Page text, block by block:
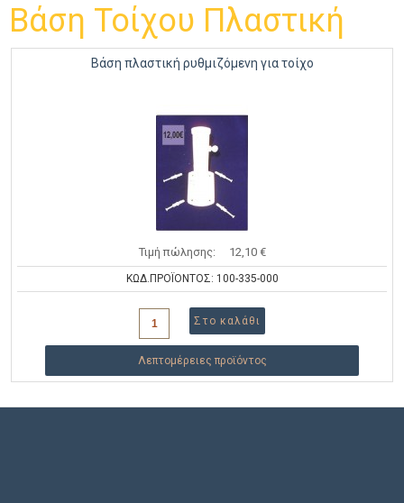
Βάση Τοίχου Πλαστική
Βάση πλαστική ρυθμιζόμενη για τοίχο
Τιμή πώλησης: 12,10 €
ΚΩΔ.ΠΡΟΪΟΝΤΟΣ: 100-335-000
Λεπτομέρειες προϊόντος